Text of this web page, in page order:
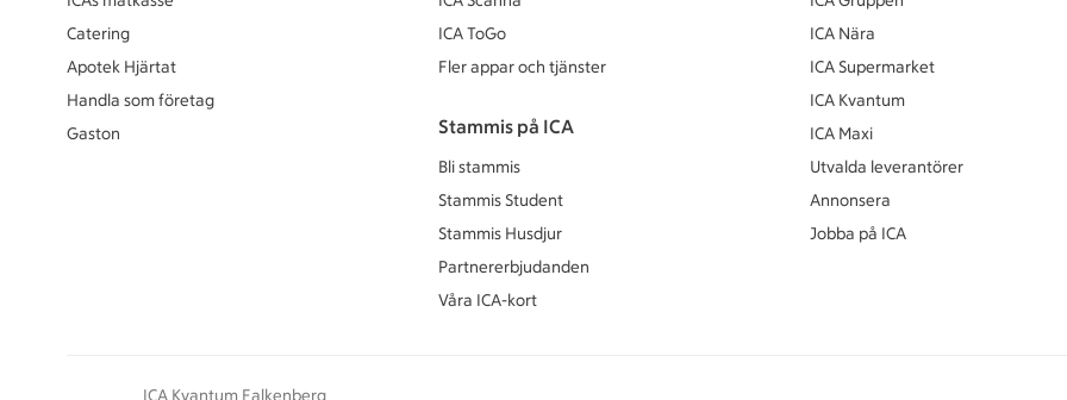
Catering
Apotek Hjärtat
Handla som företag
Gaston
ICA ToGo
Fler appar och tjänster
Stammis på ICA
Bli stammis
Stammis Student
Stammis Husdjur
Partnererbjudanden
Våra ICA-kort
ICA Nära
ICA Supermarket
ICA Kvantum
ICA Maxi
Utvalda leverantörer
Annonsera
Jobba på ICA
ICA Kvantum Falkenberg